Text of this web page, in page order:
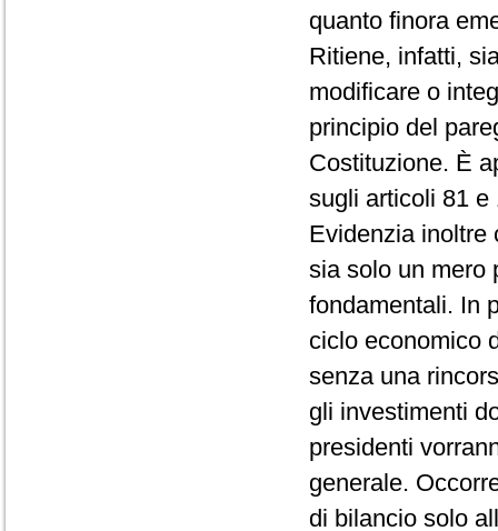
quanto finora
Ritiene, infatti,
modificare o
principio del
Costituzione. È
sugli articoli 81 e
Evidenzia inoltre
sia solo un mero
fondamentali. In
ciclo economico
senza una
gli investimenti
presidenti
generale.
di bilancio solo